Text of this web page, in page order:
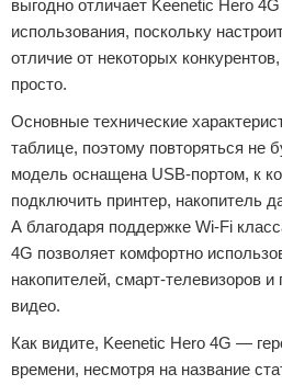
выгодно отличает Keenetic Hero
использования, поскольку
отличие от некоторых
просто.
Основные технические
таблице, поэтому повторяться не
модель оснащена USB-портом, к
подключить принтер, накопитель
А благодаря поддержке Wi-Fi
4G позволяет комфортно
накопителей, смарт-телевизоров
видео.
Как видите, Keenetic Hero 4G —
времени, несмотря на название